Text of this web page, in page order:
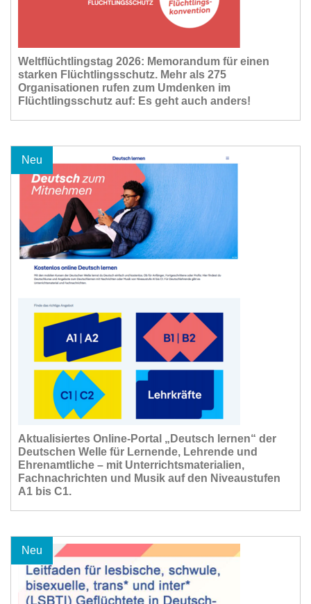
Weltflüchtlingstag 2026: Memorandum für einen
starken Flüchtlingsschutz. Mehr als 275
Organisationen rufen zum Umdenken im
Flüchtlingsschutz auf: Es geht auch anders!
Neu
Aktualisiertes Online-Portal „Deutsch lernen“ der
Deutschen Welle für Lernende, Lehrende und
Ehrenamtliche – mit Unterrichtsmaterialien,
Fachnachrichten und Musik auf den Niveaustufen
A1 bis C1.
Neu